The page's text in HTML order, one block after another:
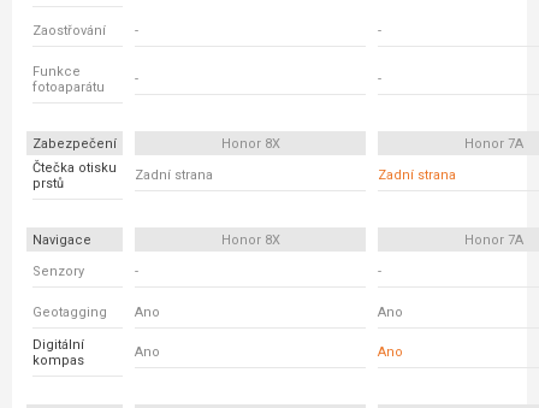
Zaostřování - -
Funkce
fotoaparátu
- -
Zabezpečení Honor 8X
Honor 7A
Čtečka otisku
prstů
Zadní strana Zadní strana
Navigace Honor 8X
Honor 7A
Senzory
- -
Geotagging Ano Ano
Digitální
kompas
Ano Ano